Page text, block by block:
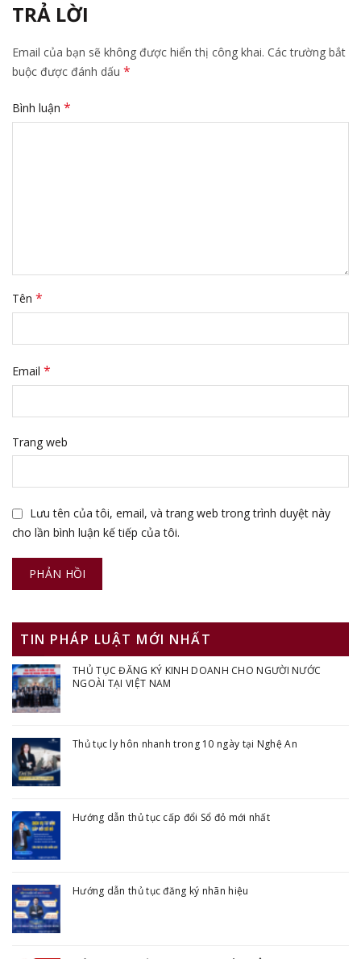
TRẢ LỜI
Email của bạn sẽ không được hiển thị công khai. Các trường bắt
buộc được đánh dấu *
Bình luận *
Tên *
Email *
Trang web
Lưu tên của tôi, email, và trang web trong trình duyệt này
cho lần bình luận kế tiếp của tôi.
TIN PHÁP LUẬT MỚI NHẤT
THỦ TỤC ĐĂNG KÝ KINH DOANH CHO NGƯỜI NƯỚC
NGOÀI TẠI VIỆT NAM
Thủ tục ly hôn nhanh trong 10 ngày tại Nghệ An
Hướng dẫn thủ tục cấp đổi Sổ đỏ mới nhất
Hướng dẫn thủ tục đăng ký nhãn hiệu